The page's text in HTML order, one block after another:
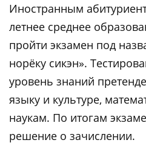
Иностранным
летнее среднее
пройти экзамен под
норёку сикэн».
уровень знаний
языку и культуре,
наукам. По итогам
решение о зачислении.